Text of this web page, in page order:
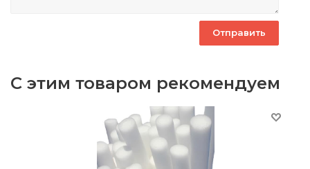
С этим товаром рекомендуем